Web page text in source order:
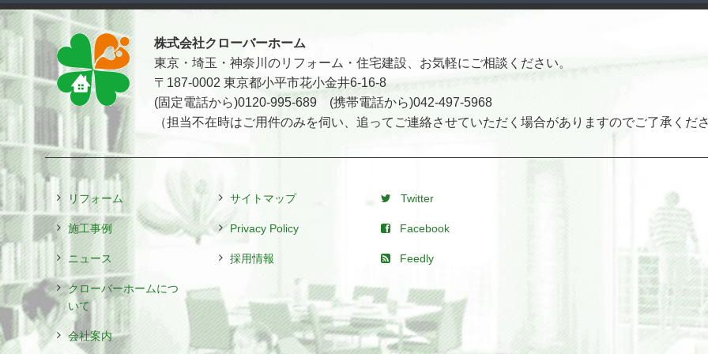
株式会社クローバーホーム
東京・埼玉・神奈川のリフォーム・住宅建設、お気軽にご相談ください。
〒187-0002 東京都小平市花小金井6-16-8
(固定電話から)0120-995-689 (携帯電話から)042-497-5968
（担当不在時はご用件のみを伺い、追ってご連絡させていただく場合がありますのでご了承くだ
リフォーム
施工事例
ニュース
クローバーホームにつ
いて
会社案内
サイトマップ
Privacy Policy
採用情報
Twitter
Facebook
Feedly